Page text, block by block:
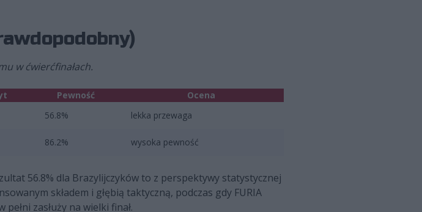
w ćwierćfinałach.
Pewność
Ocena
56.8% lekka przewaga
86.2% wysoka pewność
56.8% dla Brazylijczyków to z perspektywy statystycznej
składem i głębią taktyczną, podczas gdy FURIA
zasłuży na wielki finał.